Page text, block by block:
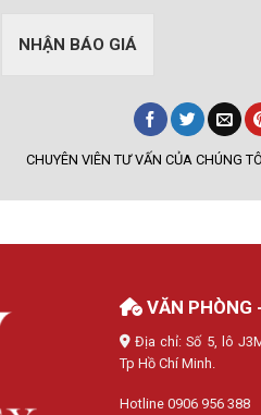
NHẬN BÁO GIÁ
CHUYÊN VIÊN TƯ VẤN CỦA CHÚNG
VĂN PHÒNG
Địa chỉ: Số 5, lô
Tp Hồ Chí Minh.
Hotline 0906 956 388